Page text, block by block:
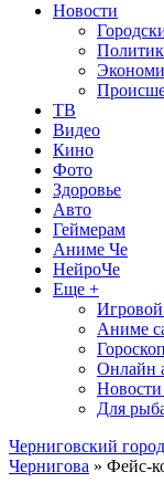
Новости
ТВ
Видео
Кино
Фото
Здоровье
Авто
Геймерам
Аниме Че
НейроЧе
Еще +
Игровой
Аниме
Гороскоп
Онлайн
Для
Черниговский
Чернигова » Фейс-